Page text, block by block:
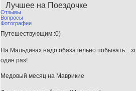
Лучшее на Поездочке
Отзывы
Вопросы
Фотографии
Путешествующим :0)
На Мальдивах надо обязательно побывать...
один раз!
Медовый месяц на Маврикие